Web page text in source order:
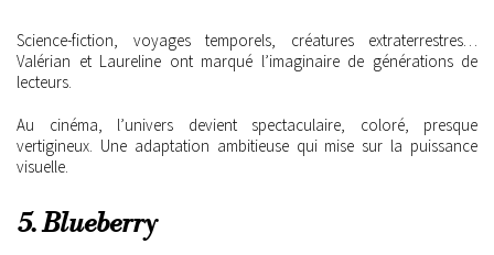
Science-fiction, voyages temporels, créatures extraterrestres…
Valérian et Laureline ont marqué l’imaginaire de générations de
lecteurs.
Au cinéma, l’univers devient spectaculaire, coloré, presque
vertigineux. Une adaptation ambitieuse qui mise sur la puissance
visuelle.
5. Blueberry